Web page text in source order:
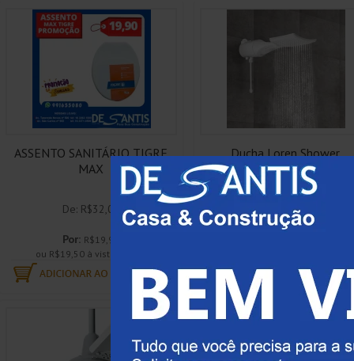
ASSENTO SANITÁRIO TIGRE
MAX
De: R$32,00
Por: R$19,90
ou R$19,50 à vista boleto
Ducha Loren Shower
Eletrônica Lorenzetti
De: R$105,00